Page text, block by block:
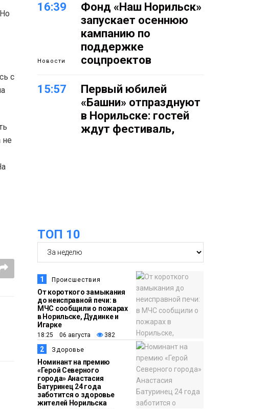
с
не
16:39
Новости
Фонд «Наш Норильск»
запускает осеннюю
кампанию по
поддержке
соцпроектов
15:57
Первый юбилей
«Башни» отпразднуют
в Норильске: гостей
ждут фестиваль,
14:36
Плато
Путорана
На плато Путорана
создадут систему
наблюдения за вечной
мерзлотой и очистят
территорию от мусора
13:47
Новости
Заполярный
транспортный филиал
в Дудинке
заасфальтировал 47
тысяч «квадратов»
грузовых площадок
ТОП 10
1 Происшествия
От короткого замыкания
до неисправной печи: в
МЧС сообщили о пожарах
в Норильске, Дудинке и
Игарке
18:25 06 августа 382
2 Здоровье
Номинант на премию
«Герой Северного
города» Анастасия
Батуринец 24 года
заботится о здоровье
жителей Норильска